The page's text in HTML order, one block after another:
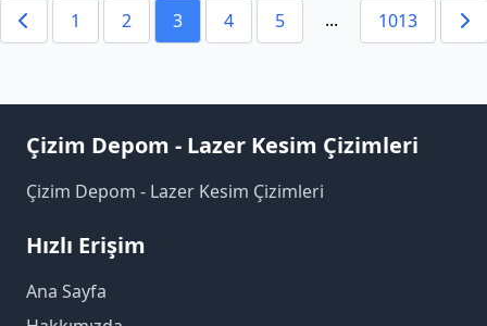
1 2 3 4 5 ... 1013
Çizim Depom - Lazer Kesim Çizimleri
Çizim Depom - Lazer Kesim Çizimleri
Hızlı Erişim
Ana Sayfa